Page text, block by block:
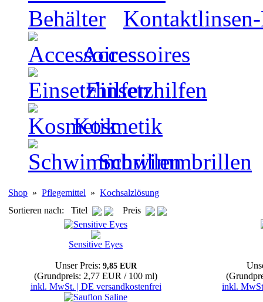
Accessoires
Einsetzhilfen
Kosmetik
Schwimmbrillen
Shop » Pflegemittel » Kochsalzlösung
Sortieren nach: Titel
Preis
Sensitive Eyes
Unser Preis: 9,85 EUR
(Grundpreis: 2,77 EUR / 100 ml)
inkl. MwSt. | DE versandkostenfrei
inkl.